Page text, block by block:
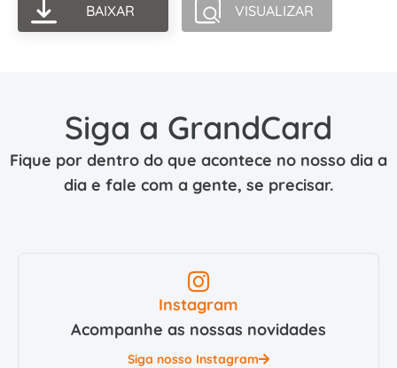
BAIXAR VISUALIZAR
Siga a GrandCard
Fique por dentro do que acontece no nosso dia a
dia e fale com a gente, se precisar.
Instagram
Acompanhe as nossas novidades
Siga nosso Instagram